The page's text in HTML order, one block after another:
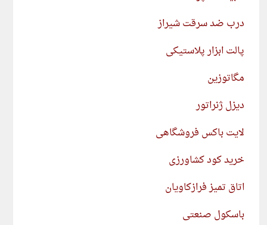
درب ضد سرقت شیراز
پالت ابزار پلاستیکی
مگاتوزین
دیزل ژنراتور
لایت باکس فروشگاهی
خرید کود کشاورزی
اتاق تمیز فرازکاویان
باسکول صنعتی